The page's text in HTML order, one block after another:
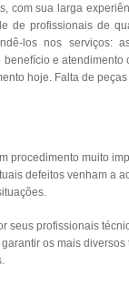
sua larga
de profissionais de
los nos serviços:
e
hoje. Falta de peças
procedimento muito
defeitos venham a
seus profissionais
os mais